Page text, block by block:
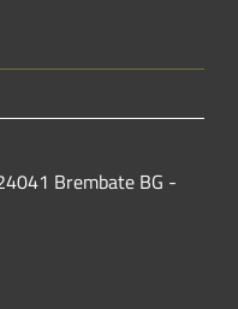
Brembate BG -